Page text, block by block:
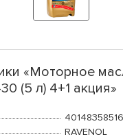
«Моторное
(5 л) 4+1 акция»
RAVENOL